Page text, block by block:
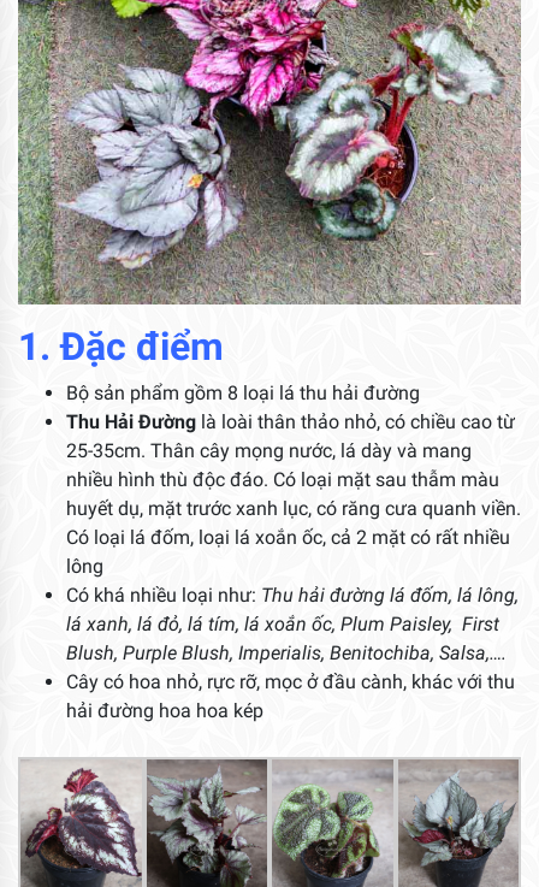
1. Đặc điểm
Bộ sản phẩm gồm 8 loại lá thu hải đường
Thu Hải Đường là loài thân thảo nhỏ, có chiều cao từ
25-35cm. Thân cây mọng nước, lá dày và mang
nhiều hình thù độc đáo. Có loại mặt sau thẫm màu
huyết dụ, mặt trước xanh lục, có răng cưa quanh viền.
Có loại lá đốm, loại lá xoắn ốc, cả 2 mặt có rất nhiều
lông
Có khá nhiều loại như: Thu hải đường lá đốm, lá lông,
lá xanh, lá đỏ, lá tím, lá xoắn ốc, Plum Paisley, First
Blush, Purple Blush, Imperialis, Benitochiba, Salsa,….
Cây có hoa nhỏ, rực rỡ, mọc ở đầu cành, khác với thu
hải đường hoa hoa kép